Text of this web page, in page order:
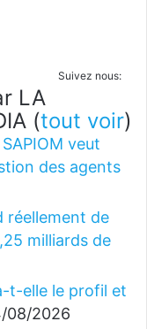
Suivez nous:
LA
(tout voir)
veut
des agents
réellement de
milliards de
t-elle le profil et
08/2026